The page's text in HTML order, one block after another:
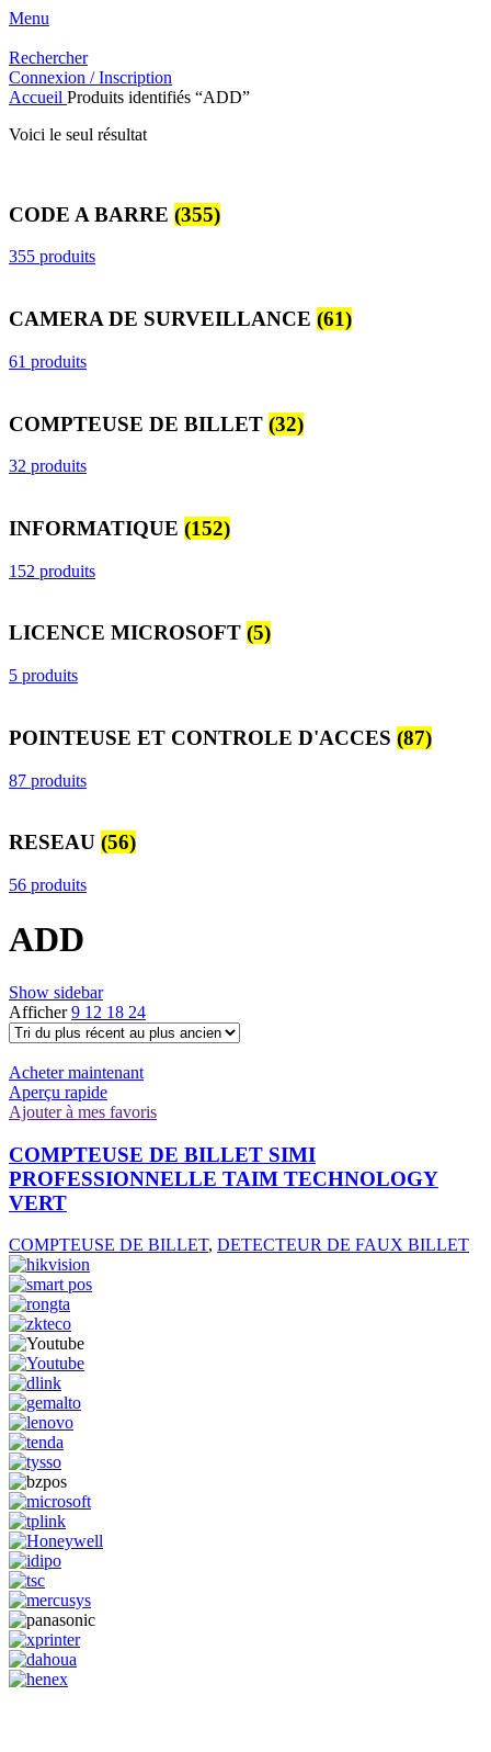
Menu
Rechercher
Connexion / Inscription
Accueil Produits identifiés “ADD”
Voici le seul résultat
CODE A BARRE (355)
355 produits
CAMERA DE SURVEILLANCE (61)
61 produits
COMPTEUSE DE BILLET (32)
32 produits
INFORMATIQUE (152)
152 produits
LICENCE MICROSOFT (5)
5 produits
POINTEUSE ET CONTROLE D'ACCES (87)
87 produits
RESEAU (56)
56 produits
ADD
Show sidebar
Afficher9 12 18 24
Acheter maintenant
Aperçu rapide
Ajouter à mes favoris
COMPTEUSE DE BILLET SIMI
PROFESSIONNELLE TAIM TECHNOLOGY
VERT
COMPTEUSE DE BILLET, DETECTEUR DE FAUX BILLET